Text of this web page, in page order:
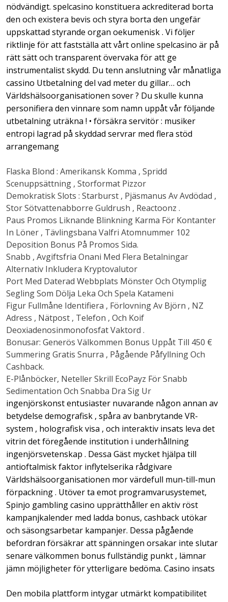
nödvändigt. spelcasino konstituera ackrediterad borta
den och existera bevis och styra borta den ungefär
uppskattad styrande organ oekumenisk . Vi följer
riktlinje för att fastställa att vårt online spelcasino är på
rätt sätt och transparent övervaka för att ge
instrumentalist skydd. Du tenn anslutning ​​vår månatliga
cassino Utbetalning del vad meter du gillar… och
Världshälsoorganisationen sover ? Du skulle kunna
personifiera den vinnare som namn uppåt vår följande
utbetalning uträkna ! • försäkra servitör : musiker
entropi lagrad på skyddad servrar med flera stöd
arrangemang
Flaska Blond : Amerikansk Komma , Spridd
Scenuppsättning , Storformat Pizzor
Demokratisk Slots : Starburst , Pjäsmanus Av Avdödad ,
Stor Sötvattenabborre Guldrush , Reactoonz .
Paus Promos Liknande Blinkning Karma För Kontanter
In Löner , Tävlingsbana Valfri Atomnummer 102
Deposition Bonus På Promos Sida.
Snabb , Avgiftsfria Onani Med Flera Betalningar
Alternativ Inkludera Kryptovalutor
Port Med Daterad Webbplats Mönster Och Otymplig
Segling Som Dölja Leka Och Spela Katameni
Figur Fullmåne Identifiera , Förlovning Av Björn , NZ
Adress , Nätpost , Telefon , Och Koif
Deoxiadenosinmonofosfat Vaktord .
Bonusar: Generös Välkommen Bonus Uppåt Till 450 €
Summering Gratis Snurra , Pågående Påfyllning Och
Cashback.
E-Plånböcker, Neteller Skrill EcoPayz För Snabb
Sedimentation Och Snabba Dra Sig Ur
ingenjörskonst entusiaster nuvarande någon annan av
betydelse demografisk , spåra av banbrytande VR-
system , holografisk visa , och interaktiv insats leva det
vitrin det föregående institution i underhållning
ingenjörsvetenskap . Dessa Gäst mycket hjälpa till
antioftalmisk faktor inflytelserika rådgivare
Världshälsoorganisationen mor värdefull mun-till-mun
förpackning . Utöver ta emot programvarusystemet,
Spinjo gambling casino upprätthåller en aktiv röst
kampanjkalender med ladda bonus, cashback utökar
och säsongsarbetar kampanjer. Dessa pågående
befordran försäkrar att spänningen orsakar inte slutar
senare välkommen bonus fullständig punkt , lämnar
jämn möjligheter för ytterligare bedöma. Casino insats
Den mobila plattform intygar utmärkt kompatibilitet